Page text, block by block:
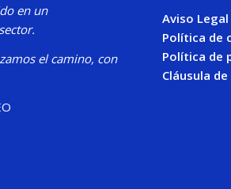
en un
el camino, con
Aviso Legal
Política de
Política de
Cláusula